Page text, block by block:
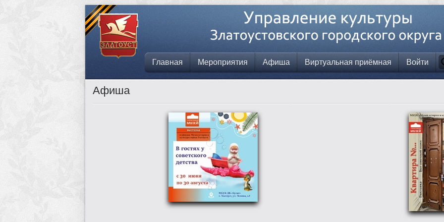
Главная Мероприятия Афиша Виртуальная приёмная Войти
Афиша